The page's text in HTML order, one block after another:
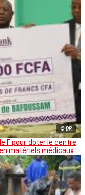
© DR
F pour doter le centre
en matériels médicaux